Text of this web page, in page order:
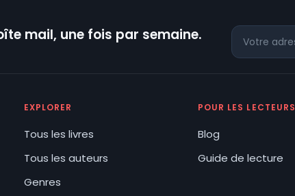
mail, une fois par semaine.
EXPLORER
Tous les livres
Tous les auteurs
Genres
POUR LES LECTEURS
Blog
Guide de lecture